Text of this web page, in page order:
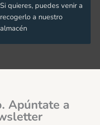
Si quieres, puedes venir a
recogerlo a nuestro
almacén
Apúntate a